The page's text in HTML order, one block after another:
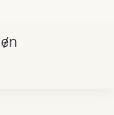
en